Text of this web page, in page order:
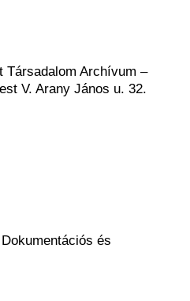
Társadalom Archívum –
V. Arany János u. 32.
és